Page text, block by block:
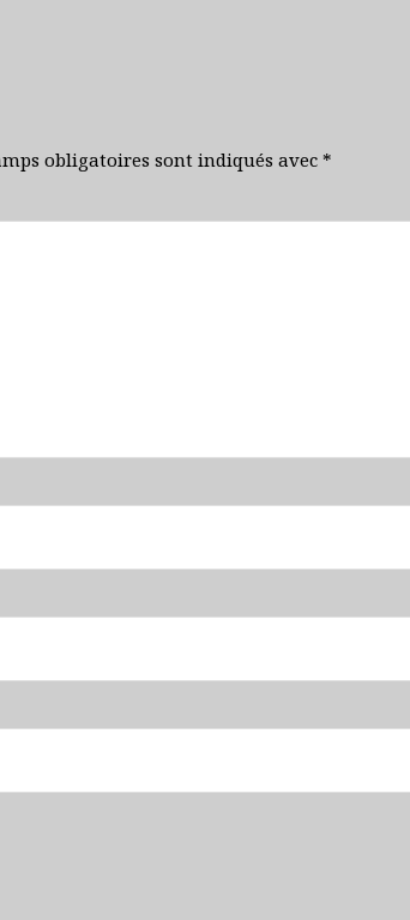
obligatoires sont indiqués avec *